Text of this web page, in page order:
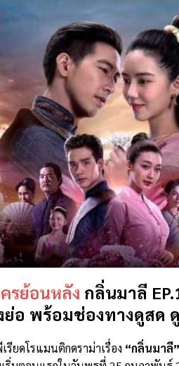
รย้อนหลัง กลิ่นมาลี
ย่อ พร้อมช่องทางดูสด
รียดโรแมนติกดราม่าเรื่อง “กลิ่นมาลี”